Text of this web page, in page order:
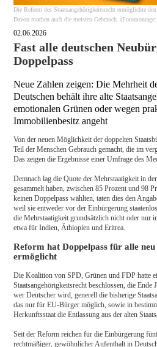
Die Reform des Staatsangehörigkeitsrecht ermöglichte
Davon machen auch die meisten Gebrauch.
02.06.2026
Fast alle deutschen
Doppelpass
Neue Zahlen zeigen: Die Mehrheit
Deutschen behält ihre alte
emotionalen Grünen oder wegen
Immobilienbesitz angeht
Von der neuen Möglichkeit der doppelten
Teil der Menschen Gebrauch gemacht, die im
Das zeigen die Ergebnisse einer Umfrage des
Demnach lag die Quote der Mehrstaatigkeit in
gesammelt haben, zwischen 85 Prozent und 98
keinen Doppelpass wählten, taten dies den
weil sie entweder vor der Einbürgerung
die Mehrstaatigkeit grundsätzlich nicht oder nur
etwa für Indien, Äthiopien und Eritrea.
Reform hat Doppelpass für alle
ermöglicht
Die Koalition von SPD, Grünen und FDP hatte
Staatsangehörigkeitsrecht beschlossen, die
wer Deutscher wird, generell die bisherige
das nur für EU-Bürger möglich, sowie in
Herkunftsstaat die Entlassung aus der alten
Seit der Reform reichen für die Einbürgerung
rechtmäßiger, gewöhnlicher Aufenthalt in